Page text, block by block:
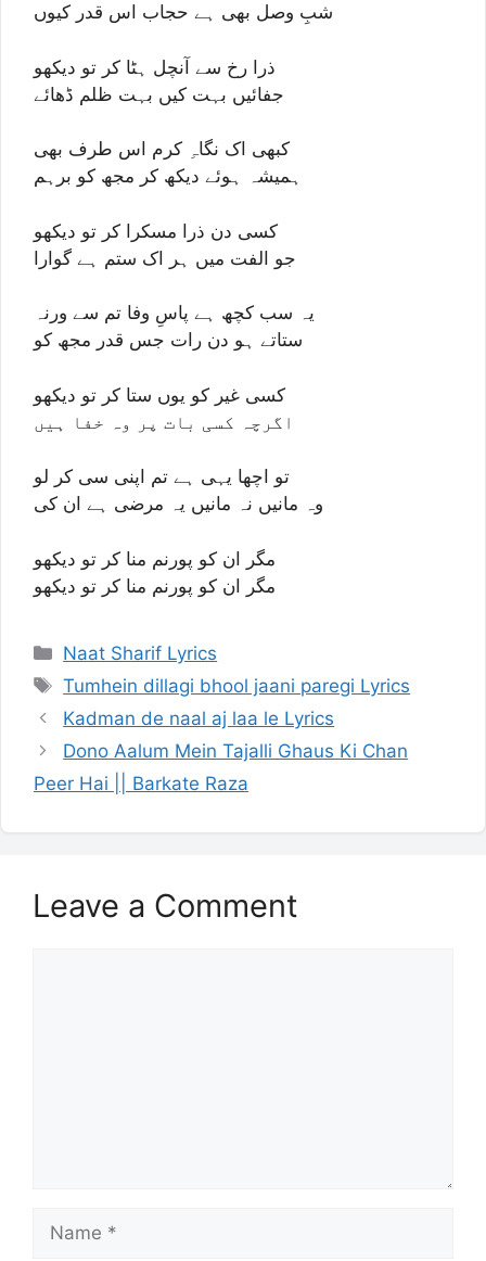
شبِ وصل بھی ہے حجاب اس قدر کیوں
ذرا رخ سے آنچل ہٹا کر تو دیکھو
جفائیں بہت کیں بہت ظلم ڈھائے
کبھی اک نگاہِ کرم اس طرف بھی
ہمیشہ ہوئے دیکھ کر مجھ کو برہم
کسی دن ذرا مسکرا کر تو دیکھو
جو الفت میں ہر اک ستم ہے گوارا
یہ سب کچھ ہے پاسِ وفا تم سے ورنہ
ستاتے ہو دن رات جس قدر مجھ کو
کسی غیر کو یوں ستا کر تو دیکھو
اگرچہ کسی بات پر وہ خفا ہیں
تو اچھا یہی ہے تم اپنی سی کر لو
وہ مانیں نہ مانیں یہ مرضی ہے ان کی
مگر ان کو پورنم منا کر تو دیکھو
مگر ان کو پورنم منا کر تو دیکھو
Categories
Naat Sharif Lyrics
Tags
Tumhein dillagi bhool jaani paregi Lyrics
Kadman de naal aj laa le Lyrics
Dono Aalum Mein Tajalli Ghaus Ki Chan
Peer Hai || Barkate Raza
Leave a Comment